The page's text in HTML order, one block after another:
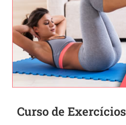
Curso de